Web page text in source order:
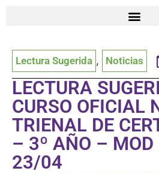
Lectura Sugerida , Noticias
LECTURA
CURSO OFICIAL
TRIENAL DE
– 3º AÑO –
23/04